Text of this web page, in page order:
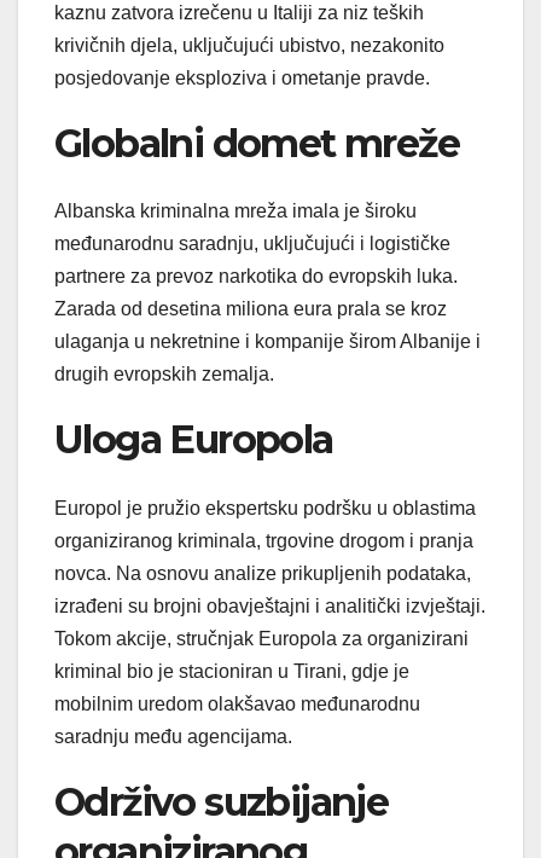
kaznu zatvora izrečenu u Italiji za niz teških
krivičnih djela, uključujući ubistvo, nezakonito
posjedovanje eksploziva i ometanje pravde.
Globalni domet mreže
Albanska kriminalna mreža imala je široku
međunarodnu saradnju, uključujući i logističke
partnere za prevoz narkotika do evropskih luka.
Zarada od desetina miliona eura prala se kroz
ulaganja u nekretnine i kompanije širom Albanije i
drugih evropskih zemalja.
Uloga Europola
Europol je pružio ekspertsku podršku u oblastima
organiziranog kriminala, trgovine drogom i pranja
novca. Na osnovu analize prikupljenih podataka,
izrađeni su brojni obavještajni i analitički izvještaji.
Tokom akcije, stručnjak Europola za organizirani
kriminal bio je stacioniran u Tirani, gdje je
mobilnim uredom olakšavao međunarodnu
saradnju među agencijama.
Održivo suzbijanje